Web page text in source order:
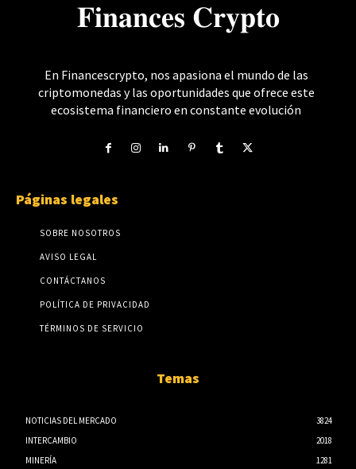
𝐅𝐢𝐧𝐚𝐧𝐜𝐞𝐬 𝐂𝐫𝐲𝐩𝐭𝐨
En Financescrypto, nos apasiona el mundo de las
criptomonedas y las oportunidades que ofrece este
ecosistema financiero en constante evolución
Páginas legales
SOBRE NOSOTROS
AVISO LEGAL
CONTÁCTANOS
POLÍTICA DE PRIVACIDAD
TÉRMINOS DE SERVICIO
Temas
NOTICIAS DEL MERCADO
3824
INTERCAMBIO
2018
MINERÍA
1281